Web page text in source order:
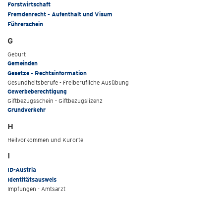
Forstwirtschaft
Fremdenrecht - Aufenthalt und Visum
Führerschein
G
Geburt
Gemeinden
Gesetze - Rechtsinformation
Gesundheitsberufe - Freiberufliche Ausübung
Gewerbeberechtigung
Giftbezugsschein - Giftbezugslizenz
Grundverkehr
H
Heilvorkommen und Kurorte
I
ID-Austria
Identitätsausweis
Impfungen - Amtsarzt